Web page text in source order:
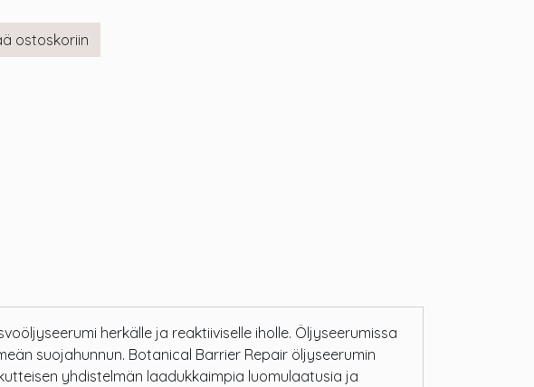
ostoskoriin
herkälle ja reaktiiviselle iholle. Öljyseerumissa
suojahunnun. Botanical Barrier Repair öljyseerumin
yhdistelmän laadukkaimpia luomulaatusia ja